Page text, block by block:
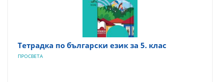
Тетрадка по български език за 5. клас
ПРОСВЕТА